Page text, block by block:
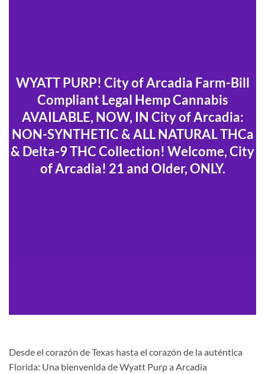
WYATT PURP! City of Arcadia Farm-Bill
Compliant Legal Hemp Cannabis
AVAILABLE, NOW, IN City of Arcadia:
NON-SYNTHETIC & ALL NATURAL THCa
& Delta-9 THC Collection! Welcome, City
of Arcadia! 21 and Older, ONLY.
Desde el corazón de Texas hasta el corazón de la auténtica
Florida: Una bienvenida de Wyatt Purp a Arcadia